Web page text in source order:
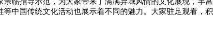
中国传统文化活动也展示着不同的魅力。大家驻足观看，积